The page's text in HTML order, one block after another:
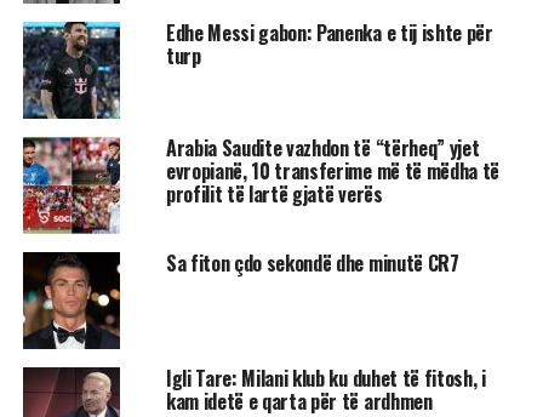
Edhe Messi gabon: Panenka e tij ishte për
turp
Arabia Saudite vazhdon të “tërheq” yjet
evropianë, 10 transferime më të mëdha të
profilit të lartë gjatë verës
Sa fiton çdo sekondë dhe minutë CR7
Igli Tare: Milani klub ku duhet të fitosh, i
kam idetë e qarta për të ardhmen